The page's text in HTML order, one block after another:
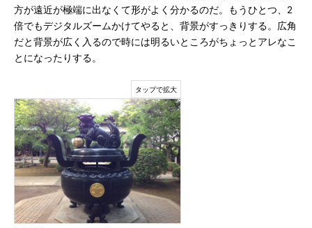
方が遠近が極端に出なくて形がよく分かるのだ。もうひとつ、2
倍でもデジタルズームかけてやると、背景がすっきりする。広角
だと背景が広く入るので時には明るいところがちょっとアレなこ
とになったりする。